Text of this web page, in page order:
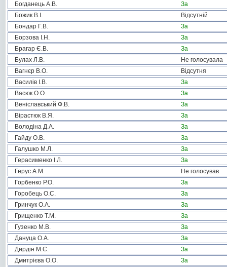
Богданець А.В.
За
Божик В.І.
Відсутній
Бондар Г.В.
За
Борзова І.Н.
За
Брагар Є.В.
За
Булах Л.В.
Не голосувала
Вагнєр В.О.
Відсутня
Василів І.В.
За
Васюк О.О.
За
Веніславський Ф.В.
За
Вірастюк В.Я.
За
Володіна Д.А.
За
Гайду О.В.
За
Галушко М.Л.
За
Герасименко І.Л.
За
Герус А.М.
Не голосував
Горбенко Р.О.
За
Горобець О.С.
За
Гринчук О.А.
За
Грищенко Т.М.
За
Гузенко М.В.
За
Дануца О.А.
За
Дирдін М.Є.
За
Дмитрієва О.О.
За